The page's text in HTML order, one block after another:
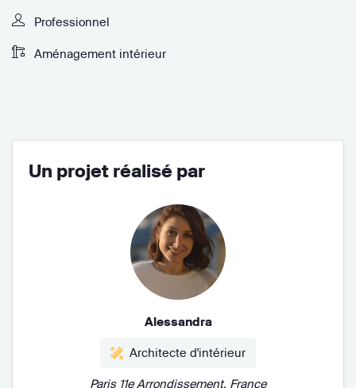
Professionnel
Aménagement intérieur
Un projet réalisé par
Alessandra
Architecte d'intérieur
Paris 11e Arrondissement, France